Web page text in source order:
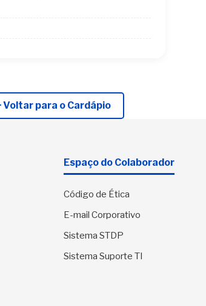
Voltar para o Cardápio
Espaço do Colaborador
Código de Ética
E-mail Corporativo
Sistema STDP
Sistema Suporte TI